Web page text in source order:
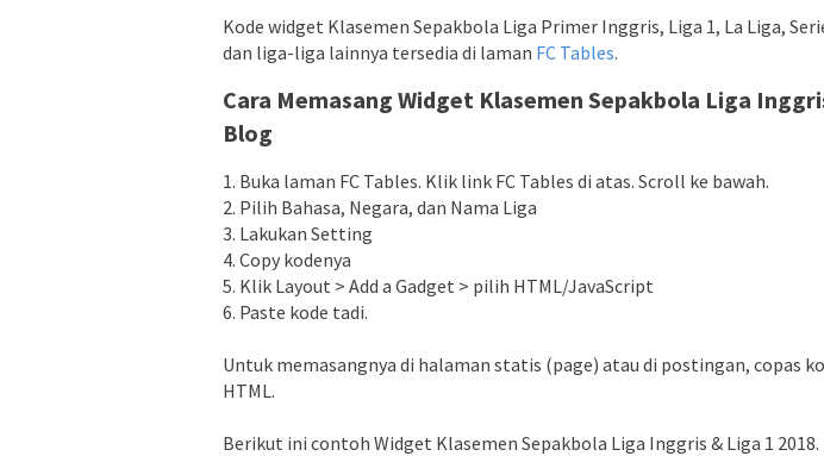
Kode widget Klasemen Sepakbola Liga Primer Inggris, Liga 1, La Liga,
dan liga-liga lainnya tersedia di laman FC Tables.
Cara Memasang Widget Klasemen Sepakbola Liga
Blog
1. Buka laman FC Tables. Klik link FC Tables di atas. Scroll ke bawah.
2. Pilih Bahasa, Negara, dan Nama Liga
3. Lakukan Setting
4. Copy kodenya
5. Klik Layout > Add a Gadget > pilih HTML/JavaScript
6. Paste kode tadi.
Untuk memasangnya di halaman statis (page) atau di postingan, copas
HTML.
Berikut ini contoh Widget Klasemen Sepakbola Liga Inggris & Liga 1 2018.